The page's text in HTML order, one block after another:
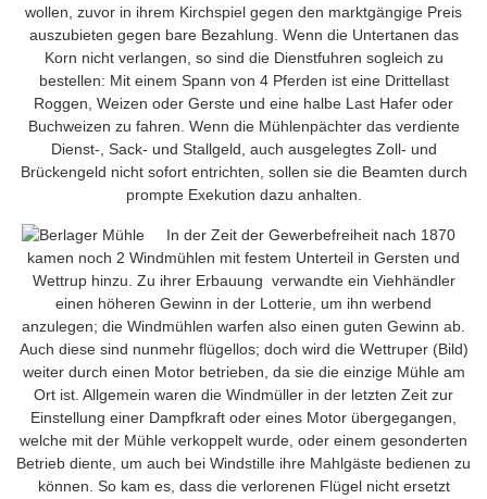
wollen, zuvor in ihrem Kirchspiel gegen den marktgängige Preis
auszubieten gegen bare Bezahlung. Wenn die Untertanen das
Korn nicht verlangen, so sind die Dienstfuhren sogleich zu
bestellen: Mit einem Spann von 4 Pferden ist eine Drittellast
Roggen, Weizen oder Gerste und eine halbe Last Hafer oder
Buchweizen zu fahren. Wenn die Mühlenpächter das verdiente
Dienst-, Sack- und Stallgeld, auch ausgelegtes Zoll- und
Brückengeld nicht sofort entrichten, sollen sie die Beamten durch
prompte Exekution dazu anhalten.
In der Zeit der Gewerbefreiheit nach 1870
kamen noch 2 Windmühlen mit festem Unterteil in Gersten und
Wettrup hinzu. Zu ihrer Erbauung verwandte ein Viehhändler
einen höheren Gewinn in der Lotterie, um ihn werbend
anzulegen; die Windmühlen warfen also einen guten Gewinn ab.
Auch diese sind nunmehr flügellos; doch wird die Wettruper (Bild)
weiter durch einen Motor betrieben, da sie die einzige Mühle am
Ort ist. Allgemein waren die Windmüller in der letzten Zeit zur
Einstellung einer Dampfkraft oder eines Motor übergegangen,
welche mit der Mühle verkoppelt wurde, oder einem gesonderten
Betrieb diente, um auch bei Windstille ihre Mahlgäste bedienen zu
können. So kam es, dass die verlorenen Flügel nicht ersetzt